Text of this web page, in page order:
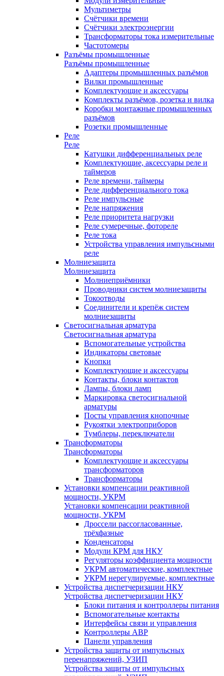
Мультиметры
Счётчики времени
Счётчики электроэнергии
Трансформаторы тока измерительные
Частотомеры
Разъёмы промышленные
Разъёмы промышленные
Адаптеры промышленных разъёмов
Вилки промышленные
Комплектующие и аксессуары
Комплекты разъёмов, розетка и вилка
Коробки монтажные промышленных
разъёмов
Розетки промышленные
Реле
Реле
Катушки дифференциальных реле
Комплектующие, аксессуары реле и
таймеров
Реле времени, таймеры
Реле дифференциального тока
Реле импульсные
Реле напряжения
Реле приоритета нагрузки
Реле сумеречные, фотореле
Реле тока
Устройства управления импульсными
реле
Молниезащита
Молниезащита
Молниеприёмники
Проводники систем молниезащиты
Токоотводы
Соединители и крепёж систем
молниезащиты
Светосигнальная арматура
Светосигнальная арматура
Вспомогательные устройства
Индикаторы световые
Кнопки
Комплектующие и аксессуары
Контакты, блоки контактов
Лампы, блоки ламп
Маркировка светосигнальной
арматуры
Посты управления кнопочные
Рукоятки электроприборов
Тумблеры, переключатели
Трансформаторы
Трансформаторы
Комплектующие и аксессуары
трансформаторов
Трансформаторы
Установки компенсации реактивной
мощности, УКРМ
Установки компенсации реактивной
мощности, УКРМ
Дроссели рассогласованные,
трёхфазные
Конденсаторы
Модули КРМ для НКУ
Регуляторы коэффициента мощности
УКРМ автоматические, комплектные
УКРМ нерегулируемые, комплектные
Устройства диспетчеризации НКУ
Устройства диспетчеризации НКУ
Блоки питания и контроллеры питания
Вспомогательные контакты
Интерфейсы связи и управления
Контроллеры АВР
Панели управления
Устройства защиты от импульсных
перенапряжений, УЗИП
Устройства защиты от импульсных